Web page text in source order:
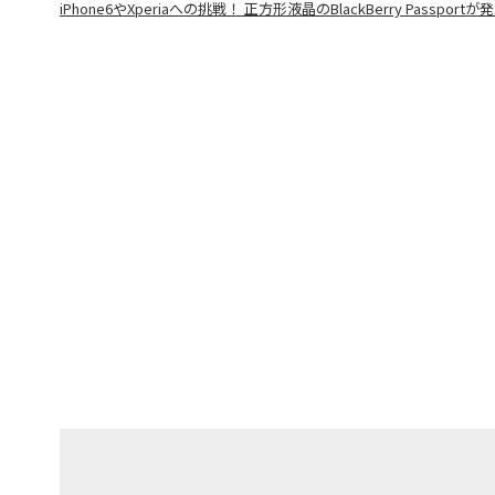
iPhone6やXperiaへの挑戦！ 正方形液晶のBlackBerry Passportが